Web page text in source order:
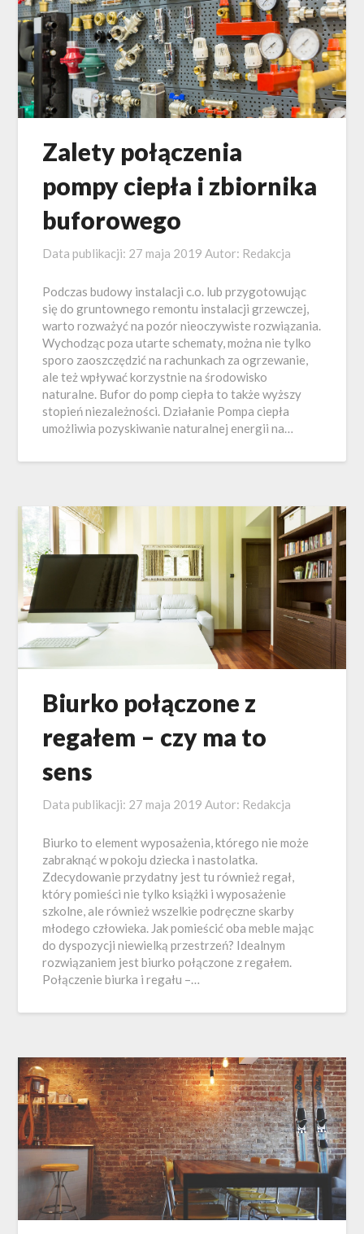
Zalety połączenia
pompy ciepła i zbiornika
buforowego
Data publikacji: 27 maja 2019 Autor: Redakcja
Podczas budowy instalacji c.o. lub przygotowując
się do gruntownego remontu instalacji grzewczej,
warto rozważyć na pozór nieoczywiste rozwiązania.
Wychodząc poza utarte schematy, można nie tylko
sporo zaoszczędzić na rachunkach za ogrzewanie,
ale też wpływać korzystnie na środowisko
naturalne. Bufor do pomp ciepła to także wyższy
stopień niezależności. Działanie Pompa ciepła
umożliwia pozyskiwanie naturalnej energii na…
Biurko połączone z
regałem – czy ma to
sens
Data publikacji: 27 maja 2019 Autor: Redakcja
Biurko to element wyposażenia, którego nie może
zabraknąć w pokoju dziecka i nastolatka.
Zdecydowanie przydatny jest tu również regał,
który pomieści nie tylko książki i wyposażenie
szkolne, ale również wszelkie podręczne skarby
młodego człowieka. Jak pomieścić oba meble mając
do dyspozycji niewielką przestrzeń? Idealnym
rozwiązaniem jest biurko połączone z regałem.
Połączenie biurka i regału –…